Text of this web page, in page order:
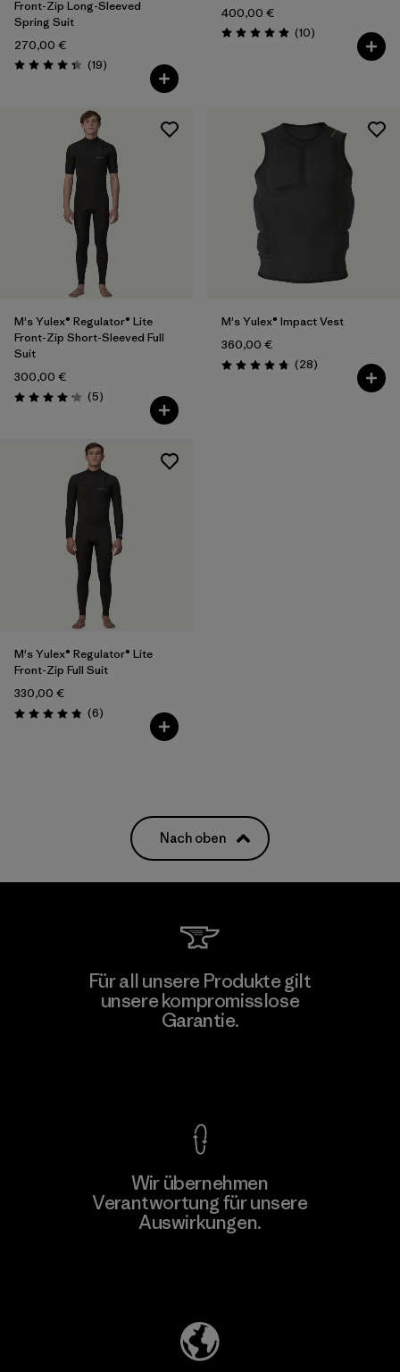
Front-Zip Long-Sleeved
Spring Suit
270,00 €
Bewertung: 4.3 / 5
(19Rezensionen
)
400,00 €
Bewertung: 4.9 / 5
(10Rezensionen
)
M's Yulex® Regulator® Lite
Front-Zip Short-Sleeved Full
Suit
300,00 €
Bewertung: 4.2 / 5
(5Rezensionen
)
M's Yulex® Impact Vest
360,00 €
Bewertung: 4.8 / 5
(28Rezensionen
)
M's Yulex® Regulator® Lite
Front-Zip Full Suit
330,00 €
Bewertung: 4.8 / 5
(6Rezensionen
)
Nach oben
Für all unsere Produkte gilt
unsere kompromisslose
Garantie.
Wir übernehmen
Verantwortung für unsere
Auswirkungen.